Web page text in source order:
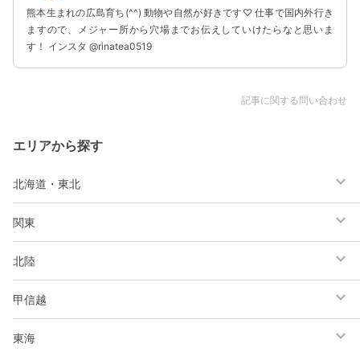
熊本生まれの広島育ち(^^) 動物や自然が好きです♡ 仕事で国内外行き
ますので、メジャー所から穴場までお伝えしていけたらなと思いま
す！ インスタ @rinatea0519
記事に関する問い合わせ
エリアから探す
北海道・東北
関東
北陸
甲信越
東海